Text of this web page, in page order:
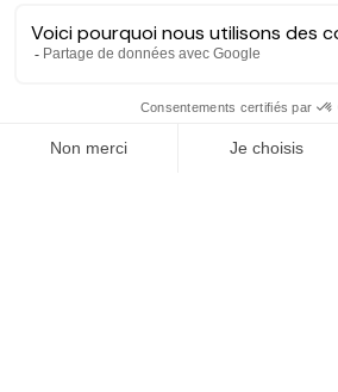
Blog
À PROPOS
Qui sommes-nous ?